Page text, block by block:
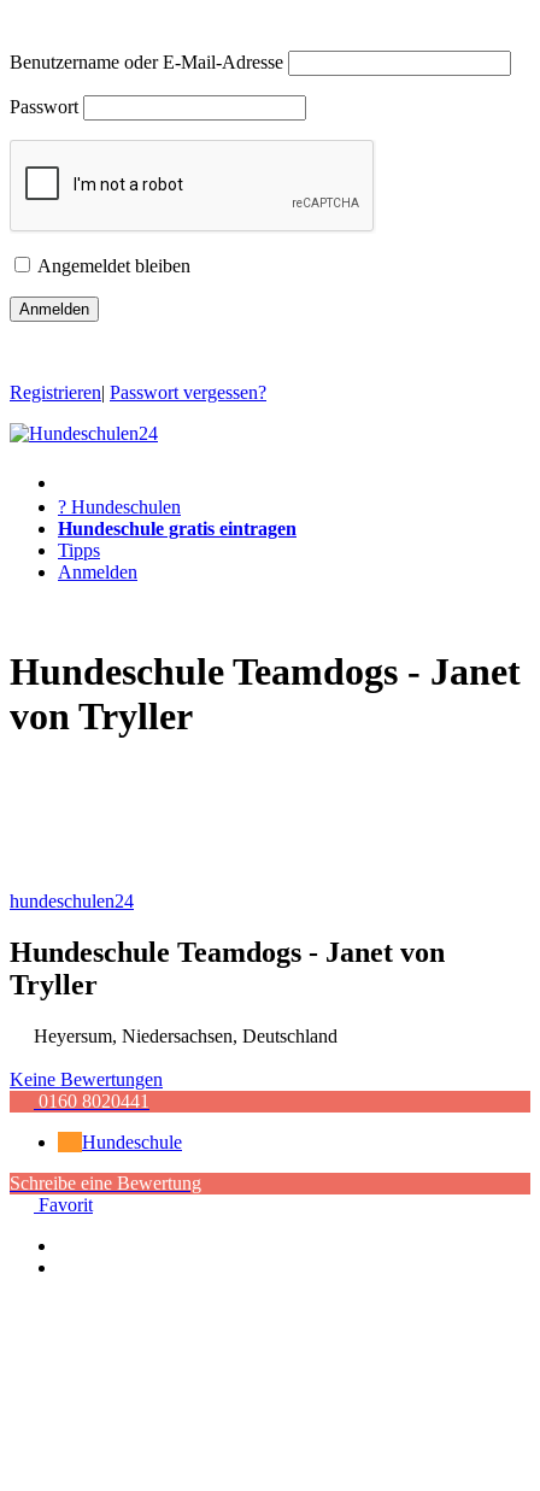
Benutzername oder E-Mail-Adresse
Passwort
Angemeldet bleiben
Registrieren| Passwort vergessen?
? Hundeschulen
Hundeschule gratis eintragen
Tipps
Anmelden
Hundeschule Teamdogs - Janet
von Tryller
hundeschulen24
Hundeschule Teamdogs - Janet von
Tryller
Heyersum, Niedersachsen, Deutschland
Keine Bewertungen
0160 8020441
Hundeschule
Schreibe eine Bewertung
Favorit